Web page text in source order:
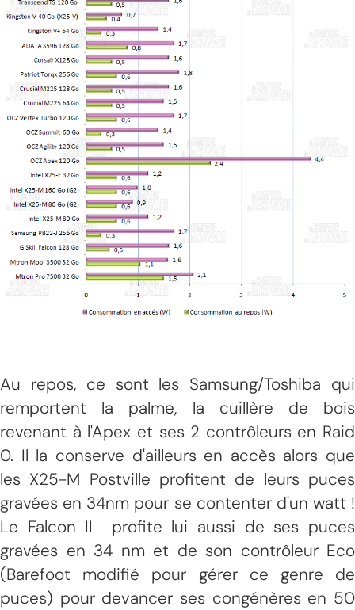
Au repos, ce sont les Samsung/Toshiba qui
remportent la palme, la cuillère de bois
revenant à l'Apex et ses 2 contrôleurs en Raid
0. Il la conserve d'ailleurs en accès alors que
les X25-M Postville profitent de leurs puces
gravées en 34nm pour se contenter d'un watt !
Le Falcon II profite lui aussi de ses puces
gravées en 34 nm et de son contrôleur Eco
(Barefoot modifié pour gérer ce genre de
puces) pour devancer ses congénères en 50